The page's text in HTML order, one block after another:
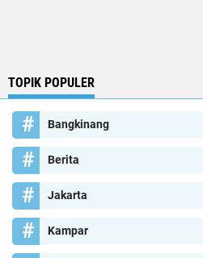
TOPIK POPULER
Bangkinang
Berita
Jakarta
Kampar